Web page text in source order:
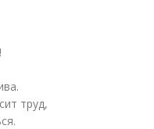
труд,